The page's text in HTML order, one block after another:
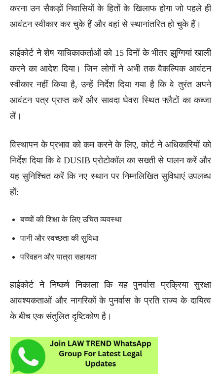
करना उन सैकड़ों निवासियों के हितों के खिलाफ होगा जो पहले ही
आवंटन स्वीकार कर चुके हैं और वहां से स्थानांतरित हो चुके हैं।
हाईकोर्ट ने शेष याचिकाकर्ताओं को 15 दिनों के भीतर झुग्गियां खाली
करने का आदेश दिया। जिन लोगों ने अभी तक वैकल्पिक आवंटन
स्वीकार नहीं किया है, उन्हें निर्देश दिया गया है कि वे तुरंत अपने
आवंटन पत्र प्राप्त करें और सावदा घेवरा स्थित फ्लैटों का कब्जा
लें।
विस्थापन के प्रभाव को कम करने के लिए, कोर्ट ने अधिकारियों को
निर्देश दिया कि वे DUSIB प्रोटोकॉल का सख्ती से पालन करें और
यह सुनिश्चित करें कि नए स्थान पर निम्नलिखित सुविधाएं उपलब्ध
हों:
बच्चों की शिक्षा के लिए उचित व्यवस्था
पानी और स्वच्छता की सुविधा
परिवहन और यात्रा सहायता
हाईकोर्ट ने निष्कर्ष निकाला कि यह पुनर्वास प्रक्रिया सुरक्षा
आवश्यकताओं और नागरिकों के पुनर्वास के प्रति राज्य के दायित्व
के बीच एक संतुलित दृष्टिकोण है।